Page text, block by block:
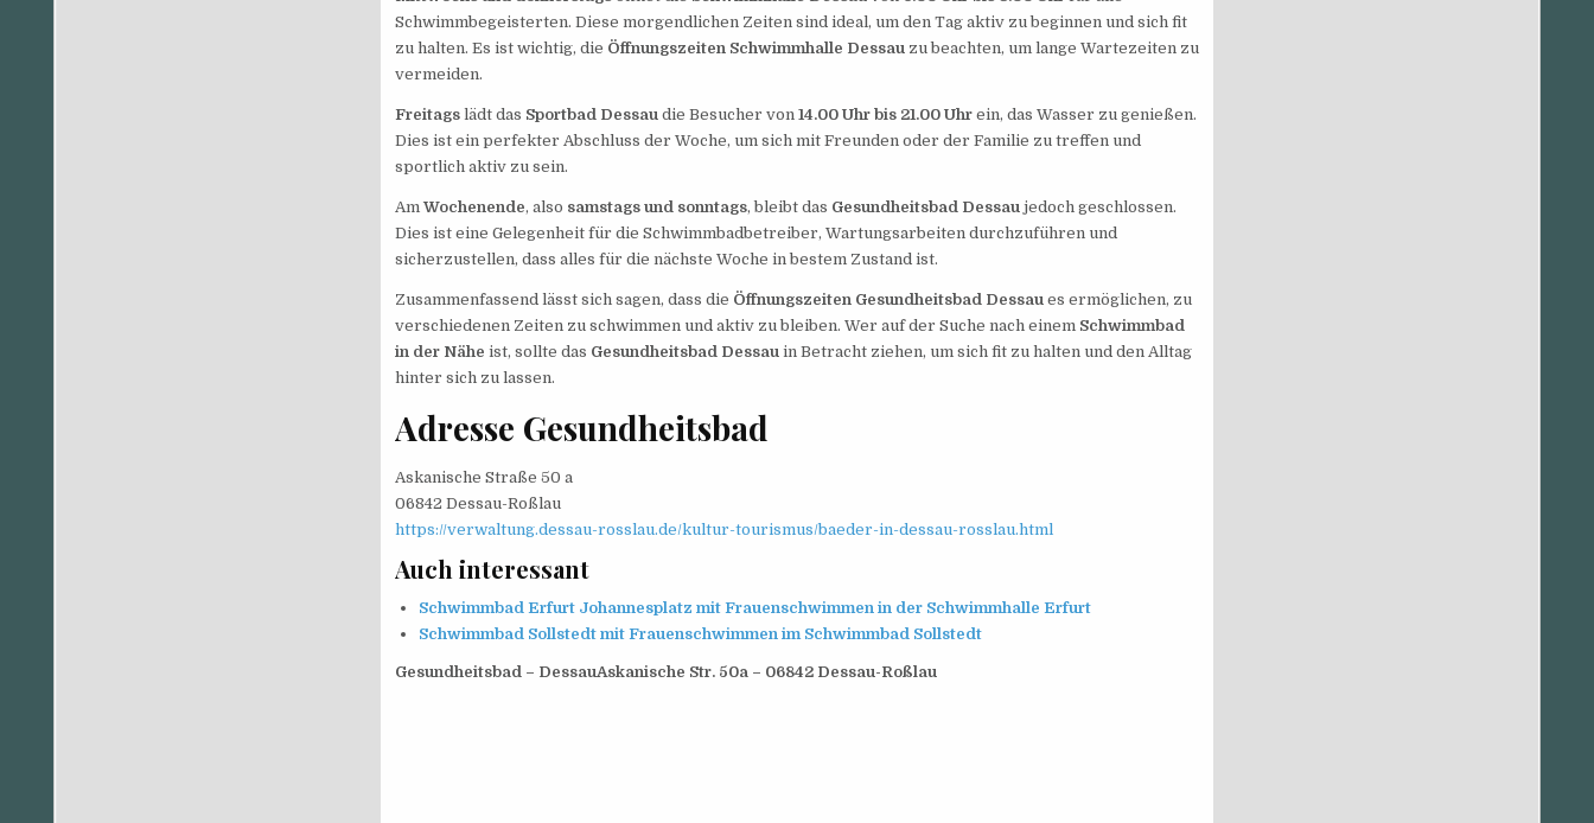
Schwimmbegeisterten. Diese morgendlichen Zeiten sind ideal, um den Tag aktiv zu beginnen und sich fit
zu halten. Es ist wichtig, die Öffnungszeiten Schwimmhalle Dessauzu beachten, um lange Wartezeiten zu
vermeiden.
Freitagslädt das Sportbad Dessaudie Besucher von 14.00 Uhr bis 21.00 Uhrein, das Wasser zu genießen.
Dies ist ein perfekter Abschluss der Woche, um sich mit Freunden oder der Familie zu treffen und
sportlich aktiv zu sein.
Am Wochenende, also samstags und sonntags, bleibt das Gesundheitsbad Dessaujedoch geschlossen.
Dies ist eine Gelegenheit für die Schwimmbadbetreiber, Wartungsarbeiten durchzuführen und
sicherzustellen, dass alles für die nächste Woche in bestem Zustand ist.
Zusammenfassend lässt sich sagen, dass die Öffnungszeiten Gesundheitsbad Dessaues ermöglichen, zu
verschiedenen Zeiten zu schwimmen und aktiv zu bleiben. Wer auf der Suche nach einem Schwimmbad
in der Nähe ist, sollte das Gesundheitsbad Dessauin Betracht ziehen, um sich fit zu halten und den Alltag
hinter sich zu lassen.
Adresse Gesundheitsbad
Askanische Straße 50 a
06842 Dessau-Roßlau
https://verwaltung.dessau-rosslau.de/kultur-tourismus/baeder-in-dessau-rosslau.html
Auch interessant
Schwimmbad Erfurt Johannesplatz mit Frauenschwimmen in der Schwimmhalle Erfurt
Schwimmbad Sollstedt mit Frauenschwimmen im Schwimmbad Sollstedt
Gesundheitsbad – DessauAskanische Str. 50a – 06842 Dessau-Roßlau